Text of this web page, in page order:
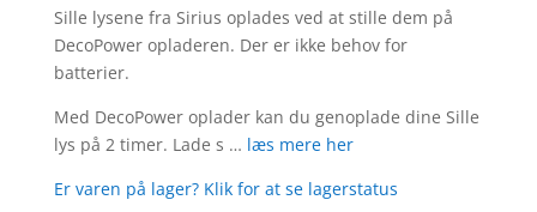
på
kundebedø
mmelser
Sille lysene fra Sirius oplades ved at stille dem på
DecoPower opladeren. Der er ikke behov for
batterier.
Med DecoPower oplader kan du genoplade dine Sille
lys på 2 timer. Lade s … læs mere her
Er varen på lager? Klik for at se lagerstatus